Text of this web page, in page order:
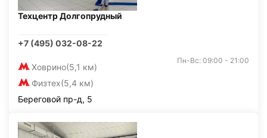
Техцентр Долгопрудный
+7 (495) 032-08-22
Ховрино(5,1 км)
Физтех(5,4 км)
Пн-Вс: 09:00 - 21:00
Береговой пр-д, 5